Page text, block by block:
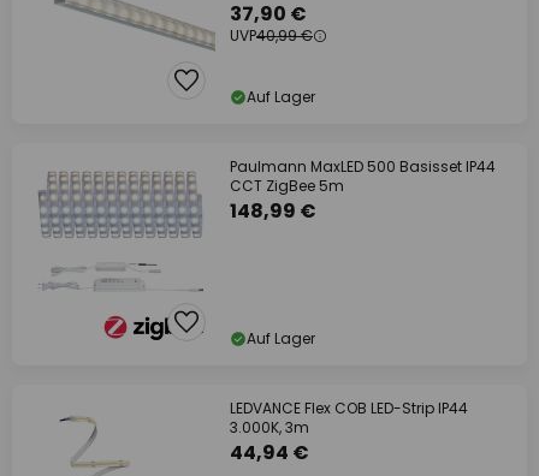
37,90 €
UVP40,99 €
Auf Lager
Paulmann MaxLED 500 Basisset IP44
CCT ZigBee 5m
148,99 €
Auf Lager
LEDVANCE Flex COB LED-Strip IP44
3.000K, 3m
44,94 €